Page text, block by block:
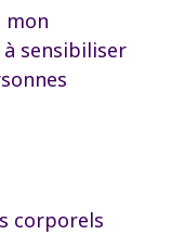
mon
sensibiliser
corporels